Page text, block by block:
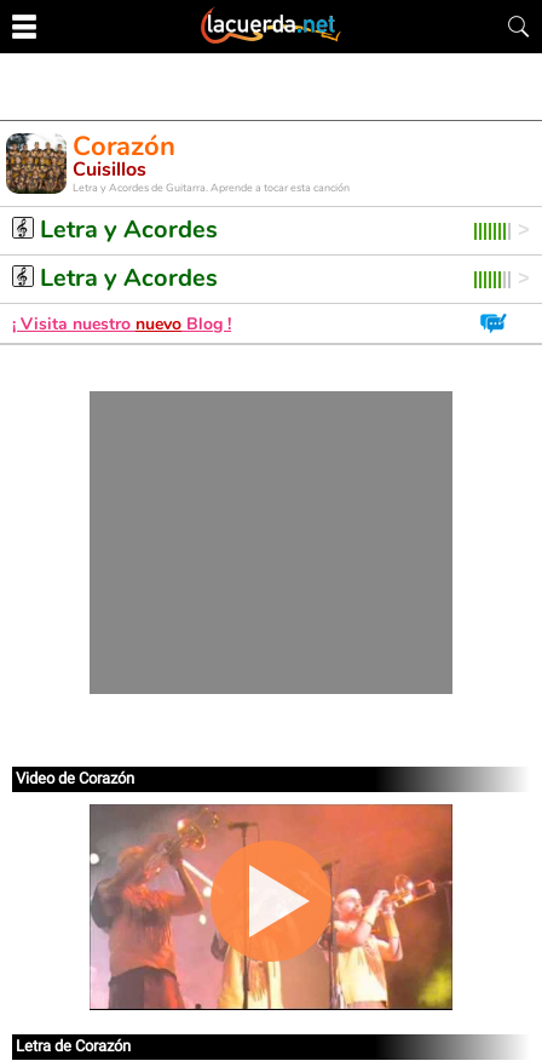
Corazón
Cuisillos
Letra y Acordes de Guitarra. Aprende a tocar esta canción
Letra y Acordes
Letra y Acordes
¡ Visita nuestro nuevo Blog !
Video de Corazón
Letra de Corazón